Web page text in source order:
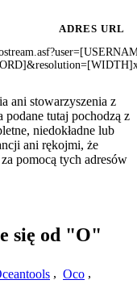
ADRES URL
ani stowarzyszenia z
podane tutaj pochodzą z
niedokładne lub
ani rękojmi, że
pomocą tych adresów
się od "O"
, Oco ,